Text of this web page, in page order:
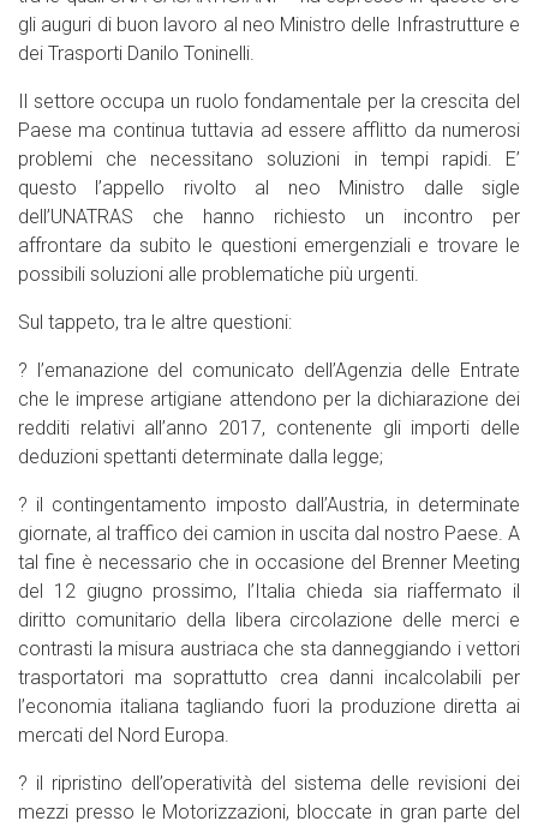
gli auguri di buon lavoro al neo Ministro delle Infrastrutture e
dei Trasporti Danilo Toninelli.
Il settore occupa un ruolo fondamentale per la crescita del
Paese ma continua tuttavia ad essere afflitto da numerosi
problemi che necessitano soluzioni in tempi rapidi. E’
questo l’appello rivolto al neo Ministro dalle sigle
dell’UNATRAS che hanno richiesto un incontro per
affrontare da subito le questioni emergenziali e trovare le
possibili soluzioni alle problematiche più urgenti.
Sul tappeto, tra le altre questioni:
? l’emanazione del comunicato dell’Agenzia delle Entrate
che le imprese artigiane attendono per la dichiarazione dei
redditi relativi all’anno 2017, contenente gli importi delle
deduzioni spettanti determinate dalla legge;
? il contingentamento imposto dall’Austria, in determinate
giornate, al traffico dei camion in uscita dal nostro Paese. A
tal fine è necessario che in occasione del Brenner Meeting
del 12 giugno prossimo, l’Italia chieda sia riaffermato il
diritto comunitario della libera circolazione delle merci e
contrasti la misura austriaca che sta danneggiando i vettori
trasportatori ma soprattutto crea danni incalcolabili per
l’economia italiana tagliando fuori la produzione diretta ai
mercati del Nord Europa.
? il ripristino dell’operatività del sistema delle revisioni dei
mezzi presso le Motorizzazioni, bloccate in gran parte del